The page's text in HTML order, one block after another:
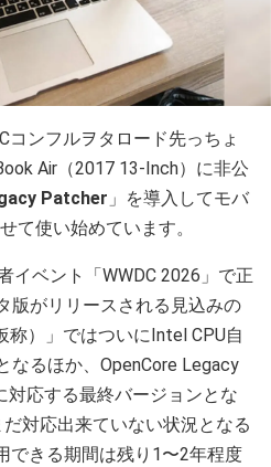
コンフルヲタロード先っちょ
Air（2017 13-Inch）に非公
Patcher 」を導入してモバ
て使い始めています。
イベント「WWDC 2026」で正
版がリリースされる見込みの
称）」ではついにIntel CPU自
なるほか、OpenCore Legacy
対応する最終バージョンとな
対応出来ていない状況となる
できる期間は残り1〜2年程度